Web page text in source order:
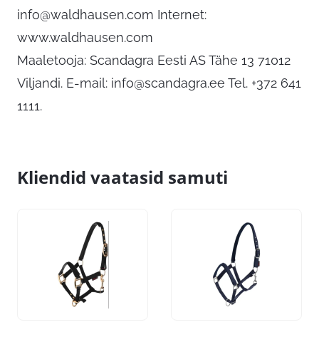
info@waldhausen.com Internet:
www.waldhausen.com
Maaletooja: Scandagra Eesti AS Tähe 13 71012
Viljandi. E-mail: info@scandagra.ee Tel. +372 641
1111.
Kliendid vaatasid samuti